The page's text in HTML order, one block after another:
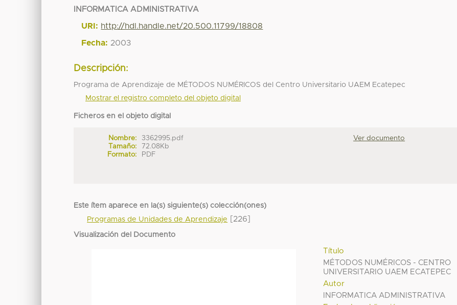
INFORMATICA ADMINISTRATIVA
URI: http://hdl.handle.net/20.500.11799/18808
Fecha: 2003
Descripción:
Programa de Aprendizaje de MÉTODOS NUMÉRICOS del Centro Universitario UAEM Ecatepec
Mostrar el registro completo del objeto digital
Ficheros en el objeto digital
Nombre:
3362995.pdf
Tamaño:
72.08Kb
Formato:
PDF
Ver documento
Este ítem aparece en la(s) siguiente(s) colección(ones)
Programas de Unidades de Aprendizaje
[226]
Visualización del Documento
Título
MÉTODOS NUMÉRICOS - CENTRO
UNIVERSITARIO UAEM ECATEPEC
Autor
INFORMATICA ADMINISTRATIVA